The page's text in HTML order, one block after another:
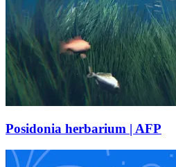
Posidonia herbarium | AFP